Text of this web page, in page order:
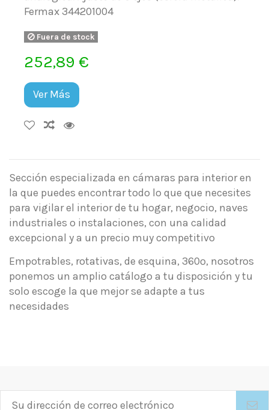
Fermax 344201004
Fuera de stock
252,89 €
Ver Más
Sección especializada en cámaras para interior en
la que puedes encontrar todo lo que que necesites
para vigilar el interior de tu hogar, negocio, naves
industriales o instalaciones, con una calidad
excepcional y a un precio muy competitivo
Empotrables, rotativas, de esquina, 360º, nosotros
ponemos un amplio catálogo a tu disposición y tu
solo escoge la que mejor se adapte a tus
necesidades